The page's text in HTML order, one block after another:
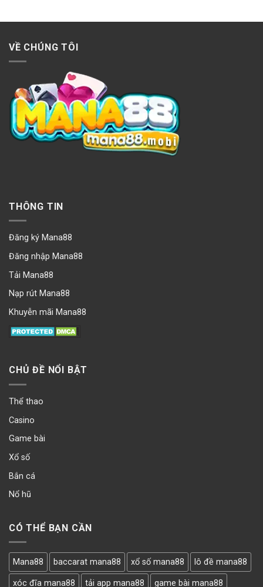
VỀ CHÚNG TÔI
THÔNG TIN
Đăng ký Mana88
Đăng nhập Mana88
Tải Mana88
Nạp rút Mana88
Khuyễn mãi Mana88
CHỦ ĐỀ NỔI BẬT
Thể thao
Casino
Game bài
Xổ số
Bắn cá
Nổ hũ
CÓ THỂ BẠN CẦN
Mana88 baccarat mana88 xổ số mana88 lô đề mana88
xóc đĩa mana88 tải app mana88 game bài mana88